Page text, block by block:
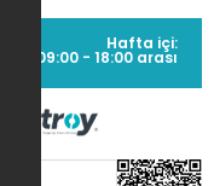
Hafta içi:
09:00 - 18:00 arası